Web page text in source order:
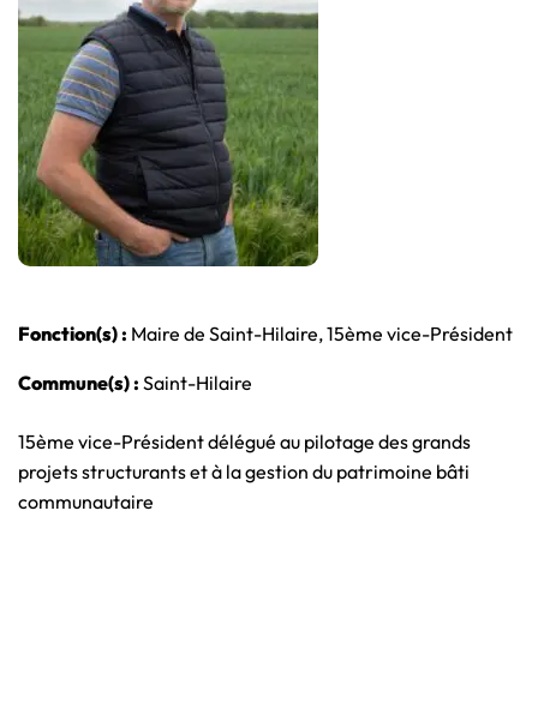
Fonction(s) : Maire de Saint-Hilaire, 15ème vice-Président
Commune(s) : Saint-Hilaire
15ème vice-Président délégué au pilotage des grands
projets structurants et à la gestion du patrimoine bâti
communautaire